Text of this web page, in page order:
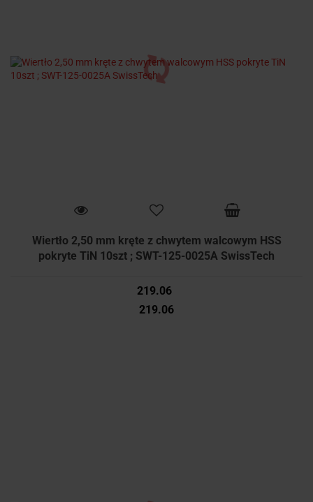
Wiertło 2,50 mm kręte z chwytem walcowym HSS
pokryte TiN 10szt ; SWT-125-0025A SwissTech
219.06
219.06